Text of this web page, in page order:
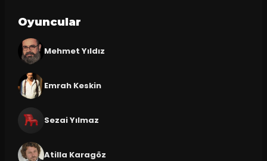
Oyuncular
Mehmet Yıldız
Emrah Keskin
Sezai Yılmaz
Atilla Karagöz